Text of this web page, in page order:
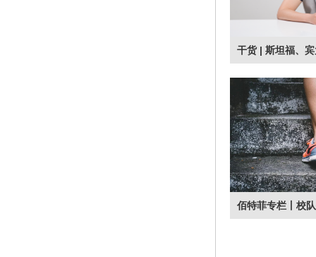
干货 | 斯坦福、
请案例
通过 面试 或者 电
的印象，被学...
查看更多>>
佰特菲专栏丨校